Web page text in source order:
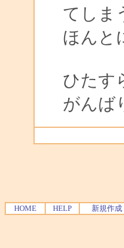
てしま
ほんと
ひたす
がんば
HOME HELP 新規作成